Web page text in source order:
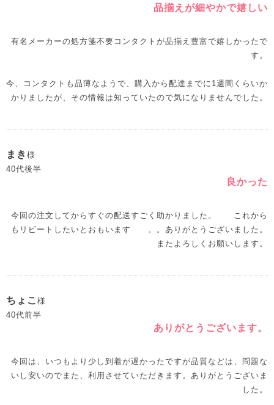
品揃えが細やかで嬉しい
有名メーカーの処方箋不要コンタクトが品揃え豊富で嬉しかったで
す。
今、コンタクトも品薄なようで、購入から配達までに1週間くらいか
かりましたが、その情報は知っていたので気になりませんでした。
まき 様
40代後半
良かった
今回の注文してからすぐの配送すごく助かりました。 これから
もリピートしたいとおもいます 。。ありがとうございました。
またよろしくお願いします。
ちょこ 様
40代前半
ありがとうございます。
今回は、いつもより少し到着が遅かったですが品質などは、問題な
いし安いのでまた、利用させていただきます。ありがとうございま
した。